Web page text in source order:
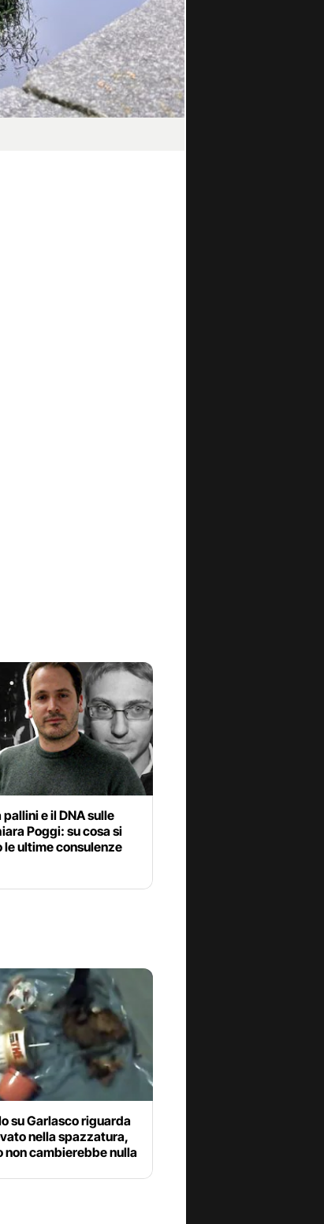
pallini e il DNA sulle
Poggi: su cosa si
le ultime consulenze
su Garlasco riguarda
nella spazzatura,
non cambierebbe nulla